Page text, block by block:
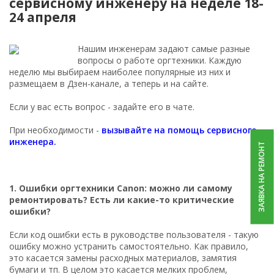
24 апреля
Нашим инженерам задают самые разные
вопросы о работе оргтехники. Каждую
неделю мы выбираем наиболее популярные из них и
размещаем в Дзен-канале, а теперь и на сайте.
Если у вас есть вопрос - задайте его в чате.
При необходимости - вызывайте на помощь сервисного
инженера.
1. Ошибки оргтехники Canon: можно ли самому
ремонтировать? Есть ли какие-то критические
ошибки?
Если код ошибки есть в руководстве пользователя - такую
ошибку можно устранить самостоятельно. Как правило,
это касается замены расходных материалов, замятия
бумаги и тп. В целом это касается мелких проблем,
ЗАЯВКА НА РЕМОНТ